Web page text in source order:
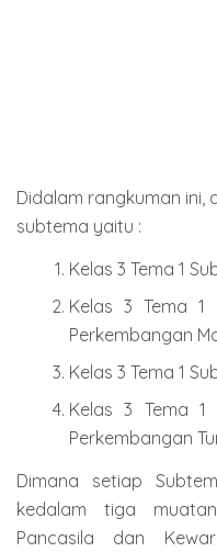
Didalam rangkuman ini,
subtema yaitu :
Kelas 3 Tema 1
Kelas 3 Tema 1
Perkembangan
Kelas 3 Tema 1
Kelas 3 Tema 1
Perkembangan
Dimana setiap
kedalam tiga
Pancasila dan